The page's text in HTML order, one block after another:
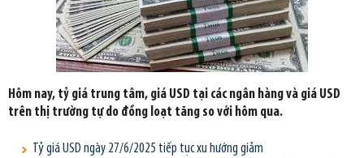
Hôm nay, tỷ giá trung tâm, giá USD tại các ngân hàng và giá USD
trên thị trường tự do đồng loạt tăng so với hôm qua.
Tỷ giá USD ngày 27/6/2025 tiếp tục xu hướng giảm